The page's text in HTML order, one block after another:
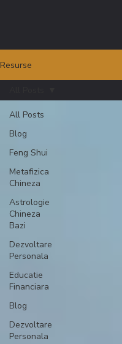
Resurse
All Posts
Blog
Feng Shui
Metafizica
Chineza
Astrologie
Chineza
Bazi
Dezvoltare
Personala
Educatie
Financiara
Blog
Dezvoltare
Personala